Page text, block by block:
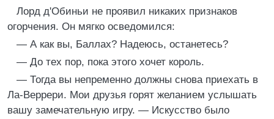
Лорд д'Обиньи не проявил никаких признаков
огорчения. Он мягко осведомился:
— А как вы, Баллах? Надеюсь, останетесь?
— До тех пор, пока этого хочет король.
— Тогда вы непременно должны снова приехать в
Ла-Веррери. Мои друзья горят желанием услышать
вашу замечательную игру. — Искусство было